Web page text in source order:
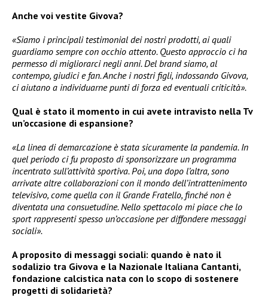
Anche voi vestite Givova?
«Siamo i principali testimonial dei nostri prodotti, ai quali
guardiamo sempre con occhio attento. Questo approccio ci ha
permesso di migliorarci negli anni. Del brand siamo, al
contempo, giudici e fan. Anche i nostri figli, indossando Givova,
ci aiutano a individuarne punti di forza ed eventuali criticità».
Qual è stato il momento in cui avete intravisto nella Tv
un’occasione di espansione?
«La linea di demarcazione è stata sicuramente la pandemia. In
quel periodo ci fu proposto di sponsorizzare un programma
incentrato sull’attività sportiva. Poi, una dopo l’altra, sono
arrivate altre collaborazioni con il mondo dell’intrattenimento
televisivo, come quella con il Grande Fratello, finché non è
diventata una consuetudine. Nello spettacolo mi piace che lo
sport rappresenti spesso un’occasione per diffondere messaggi
sociali».
A proposito di messaggi sociali: quando è nato il
sodalizio tra Givova e la Nazionale Italiana Cantanti,
fondazione calcistica nata con lo scopo di sostenere
progetti di solidarietà?